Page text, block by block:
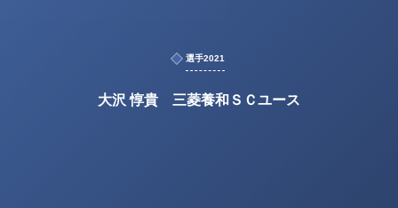
選手2021
大沢 惇貴 三菱養和ＳＣユース